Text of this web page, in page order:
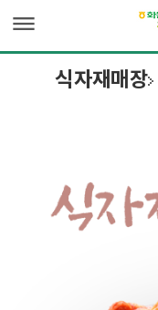
dehaze
식자재매장